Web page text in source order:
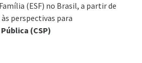
(ESF) no Brasil, a partir de
perspectivas para
(CSP)